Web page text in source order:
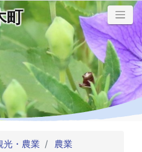
町
光・農業
農業